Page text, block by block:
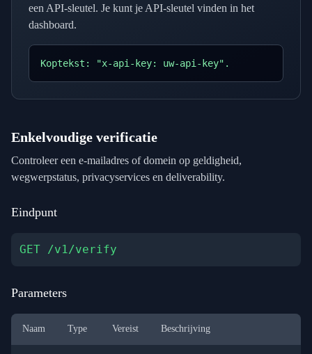
een API-sleutel. Je kunt je API-sleutel vinden in het
dashboard.
Koptekst: "x-api-key: uw-api-key".
Enkelvoudige verificatie
Controleer een e-mailadres of domein op geldigheid,
wegwerpstatus, privacyservices en deliverability.
Eindpunt
GET /v1/verify
Parameters
Naam Type Vereist Beschrijving